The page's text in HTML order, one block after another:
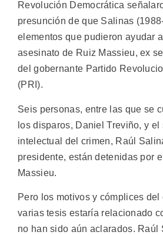
Revolución Democrática
presunción de que Salinas
elementos que pudieron ayudar
asesinato de Ruiz Massieu, ex
del gobernante Partido
(PRI).
Seis personas, entre las que se
los disparos, Daniel Treviño, y el
intelectual del crimen, Raúl
presidente, están detenidas por
Massieu.
Pero los motivos y cómplices
varias tesis estaría relacionado
no han sido aún aclarados. Raúl